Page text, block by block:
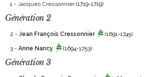
1 - Jacques Cressonnier(1719-1719)
Génération 2
2 - Jean François Cressonnier (1691-1745)
3 - Anne Nancy (1694-1753)
Génération 3